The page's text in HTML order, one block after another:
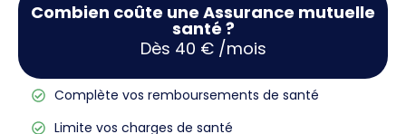
Combien coûte une Assurance mutuelle
santé ?
Dès 40 € /mois
Complète vos remboursements de santé
Limite vos charges de santé